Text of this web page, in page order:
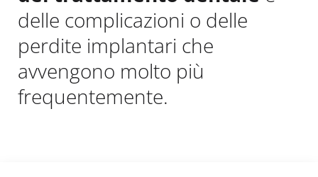
delle complicazioni o delle
perdite implantari che
avvengono molto più
frequentemente.